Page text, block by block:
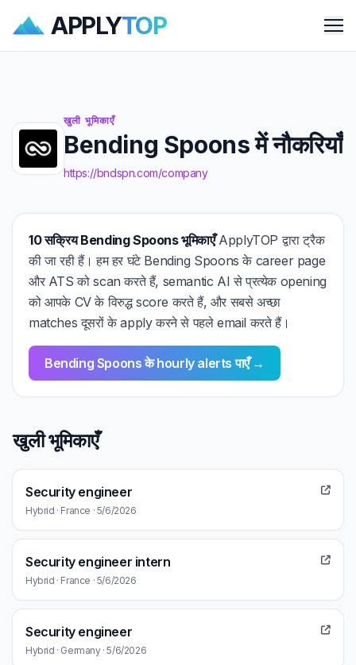
APPLYTOP
खुली भूमिकाएँ
Bending Spoons में नौकरियाँ
https://bndspn.com/company
10 सक्रिय Bending Spoons भूमिकाएँApplyTOP द्वारा ट्रैक
की जा रही हैं। हम हर घंटे Bending Spoons के career page
और ATS को scan करते हैं, semantic AI से प्रत्येक opening
को आपके CV के विरुद्ध score करते हैं, और सबसे अच्छा
matches दूसरों के apply करने से पहले email करते हैं।
Bending Spoons के hourly alerts पाएँ →
खुली भूमिकाएँ
Security engineer
Hybrid · France · 5/6/2026
Security engineer intern
Hybrid · France · 5/6/2026
Security engineer
Hybrid · Germany · 5/6/2026